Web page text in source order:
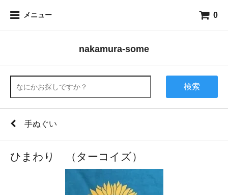
メニュー 0
nakamura-some
検索
手ぬぐい
ひまわり （ターコイズ）